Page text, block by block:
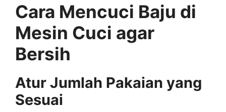
Cara Mencuci Baju di
Mesin Cuci agar
Bersih
Atur Jumlah Pakaian yang
Sesuai